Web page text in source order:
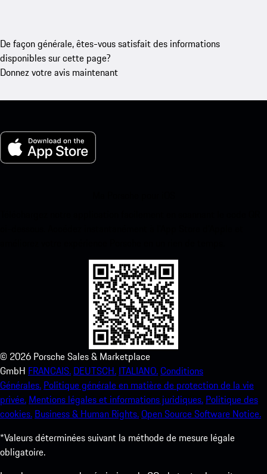
De façon générale, êtes-vous satisfait des informations
disponibles sur cette page?
Donnez votre avis maintenant
© 2026 Porsche Sales & Marketplace
GmbH FRANCAIS. DEUTSCH. ITALIANO.Conditions
Générales. Politique générale en matière de protection de la vie
privée. Mentions légales et informations juridiques. Politique des
cookies. Business & Human Rights.Open Source Software Notice.
*Valeurs déterminées suivant la méthode de mesure légale
obligatoire.